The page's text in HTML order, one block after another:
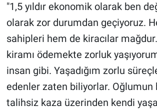
"1,5 yıldır ekonomik olarak ben
olarak zor durumdan geçiyoruz.
sahipleri hem de kiracılar
kiramı ödemekte zorluk
insan gibi. Yaşadığım zorlu
edenler zaten biliyorlar. Oğlumun
talihsiz kaza üzerinden kendi
Popüler
Programlar
Sağlık